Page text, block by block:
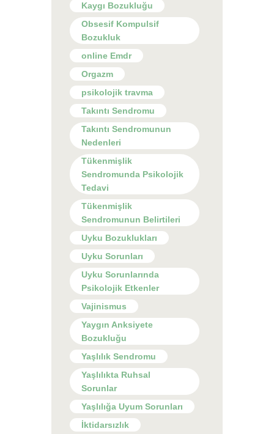
Kaygı Bozukluğu
Obsesif Kompulsif
Bozukluk
online Emdr
Orgazm
psikolojik travma
Takıntı Sendromu
Takıntı Sendromunun
Nedenleri
Tükenmişlik
Sendromunda Psikolojik
Tedavi
Tükenmişlik
Sendromunun Belirtileri
Uyku Bozuklukları
Uyku Sorunları
Uyku Sorunlarında
Psikolojik Etkenler
Vajinismus
Yaygın Anksiyete
Bozukluğu
Yaşlılık Sendromu
Yaşlılıkta Ruhsal
Sorunlar
Yaşlılığa Uyum Sorunları
İktidarsızlık